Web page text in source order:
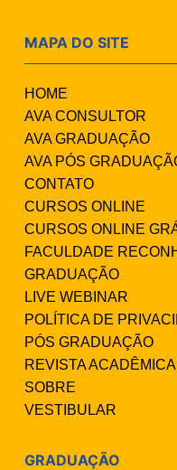
MAPA DO SITE
HOME
AVA CONSULTOR
AVA GRADUAÇÃO
AVA PÓS
CONTATO
CURSOS ONLINE
CURSOS ONLINE
FACULDADE
GRADUAÇÃO
LIVE WEBINAR
POLÍTICA DE
PÓS GRADUAÇÃO
REVISTA
SOBRE
VESTIBULAR
GRADUAÇÃO